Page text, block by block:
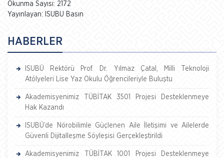
Okunma Sayısı: 2172
Yayınlayan: ISUBU Basın
HABERLER
ISUBÜ Rektörü Prof. Dr. Yılmaz Çatal, Milli Teknoloji
Atölyeleri Lise Yaz Okulu Öğrencileriyle Buluştu
Akademisyenimiz TÜBİTAK 3501 Projesi Desteklenmeye
Hak Kazandı
ISUBÜ’de Nörobilimle Güçlenen Aile İletişimi ve Ailelerde
Güvenli Dijitalleşme Söyleşisi Gerçekleştirildi
Akademisyenimiz TÜBİTAK 1001 Projesi Desteklenmeye